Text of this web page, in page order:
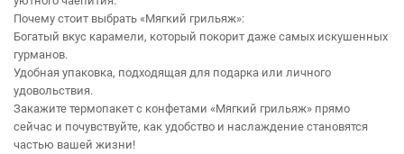
Почему стоит выбрать «Мягкий грильяж»:
Богатый вкус карамели, который покорит даже самых искушенных
гурманов.
Удобная упаковка, подходящая для подарка или личного
удовольствия.
Закажите термопакет с конфетами «Мягкий грильяж» прямо
сейчас и почувствуйте, как удобство и наслаждение становятся
частью вашей жизни!